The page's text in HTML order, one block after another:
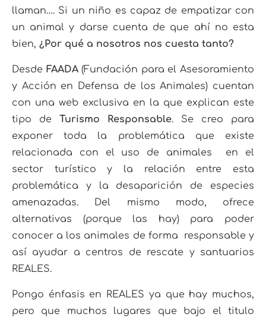
llaman…. Si un niño es capaz de empatizar con
un animal y darse cuenta de que ahí no esta
bien, ¿Por qué a nosotros nos cuesta tanto?
Desde FAADA(Fundación para el Asesoramiento
y Acción en Defensa de los Animales) cuentan
con una web exclusiva en la que explican este
tipo de Turismo Responsable. Se creo para
exponer toda la problemática que existe
relacionada con el uso de animales en el
sector turístico y la relación entre esta
problemática y la desaparición de especies
amenazadas. Del mismo modo, ofrece
alternativas (porque las hay) para poder
conocer a los animales de forma responsable y
así ayudar a centros de rescate y santuarios
REALES.
Pongo énfasis en REALES ya que hay muchos,
pero que muchos lugares que bajo el titulo